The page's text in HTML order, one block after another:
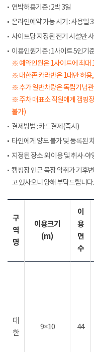
연박허용기준 : 2박 3일
온라인예약 가능 시기 : 사용일
사이트당 지정된 전기 시설만
이용인원기준 : 1사이트 5인기
※ 예약인원은 1사이트에 최대
※ 대한존 카라반은 1대만 허용
※ 추가 일반차량은 독립기념
※ 주차 매표소 직원에게 갬핑
불가)
결제방법 : 카드결제(즉시)
타인에게 양도 불가 및 등록된
지정된 장소 외 이용 및 취사·야
캠핑장 인근 목장 악취가 기후
고 있사오니 양해 부탁드립니다.
구
역
명
이용크기
(m)
이
용
면
수
대
한
9×10 44